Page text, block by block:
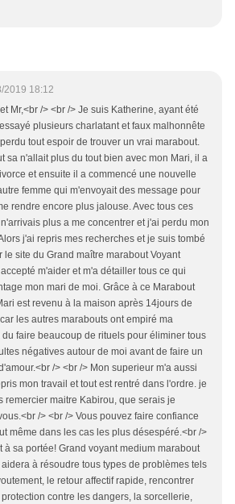
2019 18:12
Mr,<br /> <br /> Je suis Katherine, ayant été
plusieurs charlatant et faux malhonnête
tout espoir de trouver un vrai marabout.
sa n'allait plus du tout bien avec mon Mari, il a
et ensuite il a commencé une nouvelle
femme qui m'envoyait des message pour
rendre encore plus jalouse. Avec tous ces
plus a me concentrer et j'ai perdu mon
j'ai repris mes recherches et je suis tombé
le site du Grand maître marabout Voyant
m'aider et m'a détailler tous ce qui
mon mari de moi. Grâce à ce Marabout
est revenu à la maison après 14jours de
les autres marabouts ont empiré ma
faire beaucoup de rituels pour éliminer tous
négatives autour de moi avant de faire un
/> <br /> Mon superieur m'a aussi
mon travail et tout est rentré dans l'ordre. je
remercier maitre Kabirou, que serais je
/> <br /> Vous pouvez faire confiance
même dans les cas les plus désespéré.<br />
à sa portée! Grand voyant medium marabout
à résoudre tous types de problèmes tels
le retour affectif rapide, rencontrer
contre les dangers, la sorcellerie,